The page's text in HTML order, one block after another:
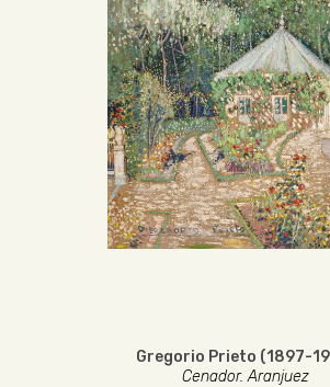
Gregorio Prieto (1897-
Cenador. Aranjuez